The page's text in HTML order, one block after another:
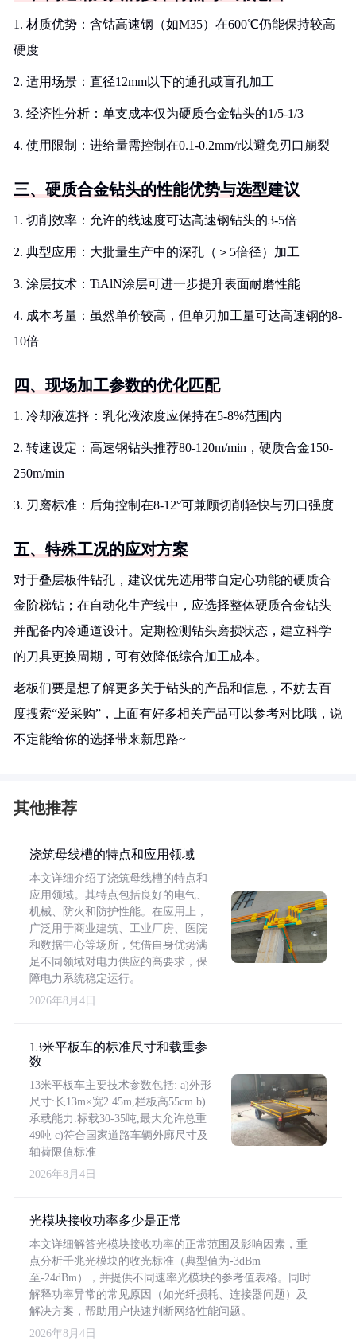
1. 材质优势：含钴高速钢（如M35）在600℃仍能保持较高
硬度
2. 适用场景：直径12mm以下的通孔或盲孔加工
3. 经济性分析：单支成本仅为硬质合金钻头的1/5-1/3
4. 使用限制：进给量需控制在0.1-0.2mm/r以避免刃口崩裂
三、硬质合金钻头的性能优势与选型建议
1. 切削效率：允许的线速度可达高速钢钻头的3-5倍
2. 典型应用：大批量生产中的深孔（＞5倍径）加工
3. 涂层技术：TiAlN涂层可进一步提升表面耐磨性能
4. 成本考量：虽然单价较高，但单刃加工量可达高速钢的8-
10倍
四、现场加工参数的优化匹配
1. 冷却液选择：乳化液浓度应保持在5-8%范围内
2. 转速设定：高速钢钻头推荐80-120m/min，硬质合金150-
250m/min
3. 刃磨标准：后角控制在8-12°可兼顾切削轻快与刃口强度
五、特殊工况的应对方案
对于叠层板件钻孔，建议优先选用带自定心功能的硬质合
金阶梯钻；在自动化生产线中，应选择整体硬质合金钻头
并配备内冷通道设计。定期检测钻头磨损状态，建立科学
的刀具更换周期，可有效降低综合加工成本。
老板们要是想了解更多关于钻头的产品和信息，不妨去百
度搜索“爱采购”，上面有好多相关产品可以参考对比哦，说
不定能给你的选择带来新思路~
其他推荐
浇筑母线槽的特点和应用领域
本文详细介绍了浇筑母线槽的特点和
应用领域。其特点包括良好的电气、
机械、防火和防护性能。在应用上，
广泛用于商业建筑、工业厂房、医院
和数据中心等场所，凭借自身优势满
足不同领域对电力供应的高要求，保
障电力系统稳定运行。
2026年8月4日
13米平板车的标准尺寸和载重参
数
13米平板车主要技术参数包括: a)外形
尺寸:长13m×宽2.45m,栏板高55cm b)
承载能力:标载30-35吨,最大允许总重
49吨 c)符合国家道路车辆外廓尺寸及
轴荷限值标准
2026年8月4日
光模块接收功率多少是正常
本文详细解答光模块接收功率的正常范围及影响因素，重
点分析千兆光模块的收光标准（典型值为-3dBm
至-24dBm），并提供不同速率光模块的参考值表格。同时
解释功率异常的常见原因（如光纤损耗、连接器问题）及
解决方案，帮助用户快速判断网络性能问题。
2026年8月4日